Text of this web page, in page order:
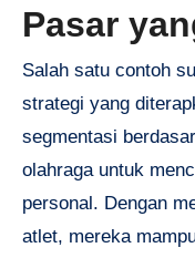
Pasar
Salah satu contoh
strategi yang
segmentasi
olahraga untuk
personal. Dengan
atlet, mereka